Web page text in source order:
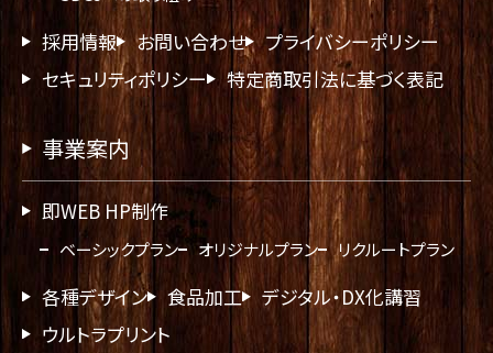
採用情報 お問い合わせ
プライバシーポリシー
セキュリティポリシー
特定商取引法に基づく表記
事業案内
即WEB HP制作
ベーシックプラン オリジナルプラン リクルートプラン
各種デザイン 食品加工
デジタル・DX化講習
ウルトラプリント